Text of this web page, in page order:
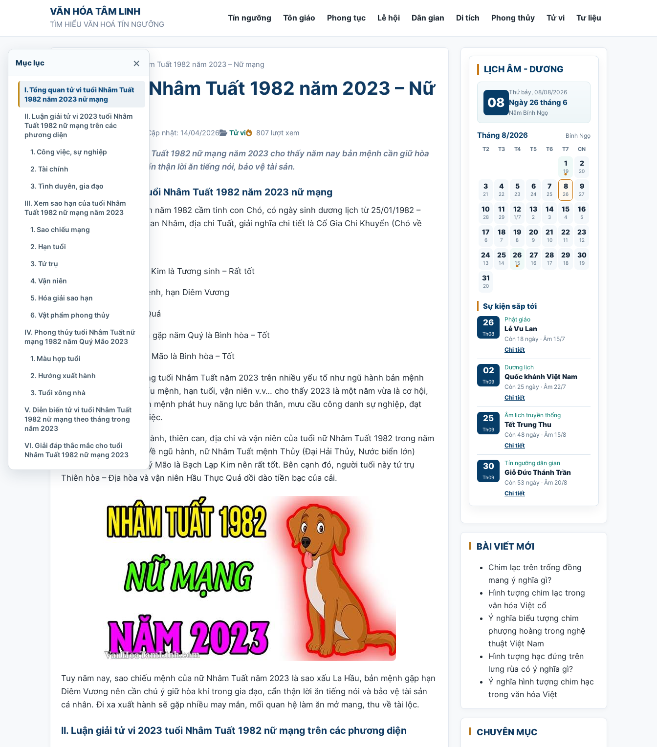
Chuyển tới nội dungVĂN HÓA TÂM LINH
TÌM HIỂU VĂN HOÁ TÍN NGƯỠNG
Tín ngưỡng Tôn giáo Phong tục Lễ hội Dân gian Di tích Phong thủy Tử vi Tư liệu
Tử vi tuổi Nhâm Tuất 1982 năm 2023 – Nữ mạng
Tử vi tuổi Nhâm Tuất 1982 năm 2023 – Nữ
mạng
Cập nhật: 14/04/2026 Tử vi 807 lượt xem
Xem tử vi tuổi Nhâm Tuất 1982 nữ mạng năm 2023 cho thấy năm nay bản mệnh cần giữ hòa
khí trong gia đạo, cẩn thận lời ăn tiếng nói, bảo vệ tài sản.
I. Tổng quan tử vi tuổi Nhâm Tuất 1982 năm 2023 nữ mạng
Nữ tuổi Nhâm Tuất sinh năm 1982 cầm tinh con Chó, có ngày sinh dương lịch từ 25/01/1982 –
12/02/1983. Với thiên can Nhâm, địa chi Tuất, giải nghĩa chi tiết là Cố Gia Chi Khuyển (Chó về
nhà).
– Tuổi âm lịch: 42 tuổi
– Mạng: Thủy gặp năm Kim là Tương sinh – Rất tốt
– Sao: La Hầu chiếu mệnh, hạn Diêm Vương
– Vận niên: Hầu Thực Quả
– Thiên can tuổi: Nhâm gặp năm Quý là Bình hòa – Tốt
– Địa chi tuổi: Tuất gặp Mão là Bình hòa – Tốt
Luận đoán tử vi nữ mạng tuổi Nhâm Tuất năm 2023 trên nhiều yếu tố như ngũ hành bản mệnh
1982 mệnh gì, sao chiếu mệnh, hạn tuổi, vận niên v.v… cho thấy 2023 là một năm vừa là cơ hội,
vừa là thử thách để bản mệnh phát huy năng lực bản thân, mưu cầu công danh sự nghiệp, đạt
được thành công mọi việc.
Những yếu tố về ngũ hành, thiên can, địa chi và vận niên của tuổi nữ Nhâm Tuất 1982 trong năm
2023 đều rất tốt đẹp. Về ngũ hành, nữ Nhâm Tuất mệnh Thủy (Đại Hải Thủy, Nước biển lớn)
tương sinh với năm Quý Mão là Bạch Lạp Kim nên rất tốt. Bên cạnh đó, người tuổi này tứ trụ
Thiên hòa – Địa hòa và vận niên Hầu Thực Quả dồi dào tiền bạc của cải.
Tuy năm nay, sao chiếu mệnh của nữ Nhâm Tuất năm 2023 là sao xấu La Hầu, bản mệnh gặp hạn
Diêm Vương nên cần chú ý giữ hòa khí trong gia đạo, cẩn thận lời ăn tiếng nói và bảo vệ tài sản
cá nhân. Đi xa xuất hành sẽ gặp nhiều may mắn, mối quan hệ làm ăn mở mang, thu về tài lộc.
II. Luận giải tử vi 2023 tuổi Nhâm Tuất 1982 nữ mạng trên các phương diện
LỊCH ÂM - DƯƠNG
08
Thứ bảy, 08/08/2026
Ngày 26 tháng 6
Năm Bính Ngọ
Tháng 8/2026 Bính Ngọ
T2 T3 T4 T5 T6 T7 CN
1
19
Vía Quán Thế Âm thành đạo
2
20
3
21
4
22
5
23
6
24
7
25
8
26
9
27
10
28
11
29
12
1/7
13
2
14
3
15
4
16
5
17
6
18
7
19
8
20
9
21
10
22
11
23
12
24
13
25
14
26
15
Lễ Vu Lan
27
16
28
17
29
18
30
19
31
20
Sự kiện sắp tới
26
Th08
Phật giáo
Lễ Vu Lan
Còn 18 ngày · Âm 15/7
Chi tiết
02
Th09
Dương lịch
Quốc khánh Việt Nam
Còn 25 ngày · Âm 22/7
Chi tiết
25
Th09
Âm lịch truyền thống
Tết Trung Thu
Còn 48 ngày · Âm 15/8
Chi tiết
30
Th09
Tín ngưỡng dân gian
Giỗ Đức Thánh Trần
Còn 53 ngày · Âm 20/8
Chi tiết
BÀI VIẾT MỚI
Chim lạc trên trống đồng
mang ý nghĩa gì?
Hình tượng chim lạc trong
văn hóa Việt cổ
Ý nghĩa biểu tượng chim
phượng hoàng trong nghệ
thuật Việt Nam
Hình tượng hạc đứng trên
lưng rùa có ý nghĩa gì?
Ý nghĩa hình tượng chim hạc
trong văn hóa Việt
CHUYÊN MỤC
Mục lục ×
I. Tổng quan tử vi tuổi Nhâm Tuất
1982 năm 2023 nữ mạng
II. Luận giải tử vi 2023 tuổi Nhâm
Tuất 1982 nữ mạng trên các
phương diện
1. Công việc, sự nghiệp
2. Tài chính
3. Tình duyên, gia đạo
III. Xem sao hạn của tuổi Nhâm
Tuất 1982 nữ mạng năm 2023
1. Sao chiếu mạng
2. Hạn tuổi
3. Tứ trụ
4. Vận niên
5. Hóa giải sao hạn
6. Vật phẩm phong thủy
IV. Phong thủy tuổi Nhâm Tuất nữ
mạng 1982 năm Quý Mão 2023
1. Màu hợp tuổi
2. Hướng xuất hành
3. Tuổi xông nhà
V. Diễn biến tử vi tuổi Nhâm Tuất
1982 nữ mạng theo tháng trong
năm 2023
VI. Giải đáp thắc mắc cho tuổi
Nhâm Tuất 1982 nữ mạng 2023